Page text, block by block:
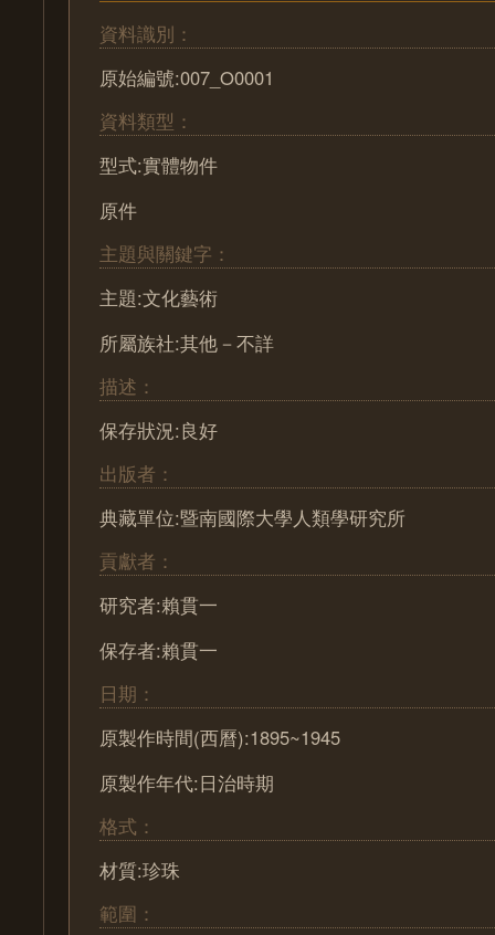
資料識別：
原始編號:007_O0001
資料類型：
型式:實體物件
原件
主題與關鍵字：
主題:文化藝術
所屬族社:其他－不詳
描述：
保存狀況:良好
出版者：
典藏單位:暨南國際大學人類學研究所
貢獻者：
研究者:賴貫一
保存者:賴貫一
日期：
原製作時間(西曆):1895~1945
原製作年代:日治時期
格式：
材質:珍珠
範圍：